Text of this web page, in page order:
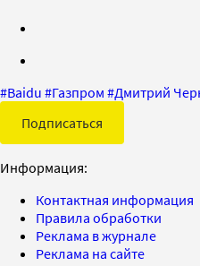
#Baidu #Газпром #Дмитрий
Подписаться
Информация:
Контактная информация
Правила обработки
Реклама в журнале
Реклама на сайте